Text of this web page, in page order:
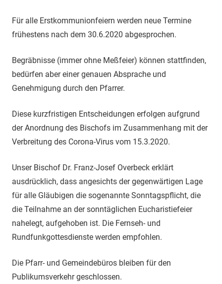
Für alle Erstkommunionfeiern werden neue Termine
frühestens nach dem 30.6.2020 abgesprochen.
Begräbnisse (immer ohne Meßfeier) können stattfinden,
bedürfen aber einer genauen Absprache und
Genehmigung durch den Pfarrer.
Diese kurzfristigen Entscheidungen erfolgen aufgrund
der Anordnung des Bischofs im Zusammenhang mit der
Verbreitung des Corona-Virus vom 15.3.2020.
Unser Bischof Dr. Franz-Josef Overbeck erklärt
ausdrücklich, dass angesichts der gegenwärtigen Lage
für alle Gläubigen die sogenannte Sonntagspflicht, die
die Teilnahme an der sonntäglichen Eucharistiefeier
nahelegt, aufgehoben ist. Die Fernseh- und
Rundfunkgottesdienste werden empfohlen.
Die Pfarr- und Gemeindebüros bleiben für den
Publikumsverkehr geschlossen.